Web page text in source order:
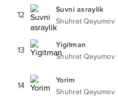
12
Suvni asraylik
Shuhrat Qayumov
13
Yigitman
Shuhrat Qayumov
14
Yorim
Shuhrat Qayumov